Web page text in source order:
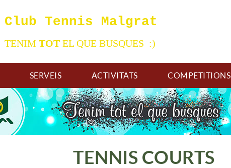
Club Tennis Malgrat
TENIM TOTEL QUE BUSQUES :)
SERVEIS ACTIVITATS COMPETITIONS
TENNIS COURTS